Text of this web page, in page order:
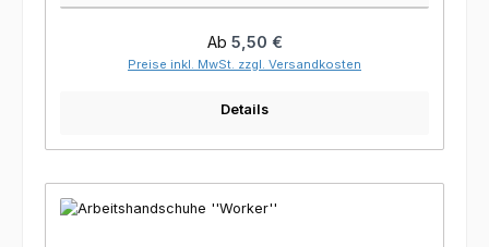
Regulärer Preis:
Ab 5,50 €
Preise inkl. MwSt. zzgl. Versandkosten
Details